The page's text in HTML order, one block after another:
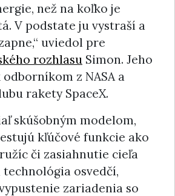
než na koľko je
V podstate ju vystraší a
uviedol pre
rozhlasu Simon. Jeho
z NASA a
rakety SpaceX.
skúšobným modelom,
kľúčové funkcie ako
či zasiahnutie cieľa
technológia osvedčí,
zariadenia so